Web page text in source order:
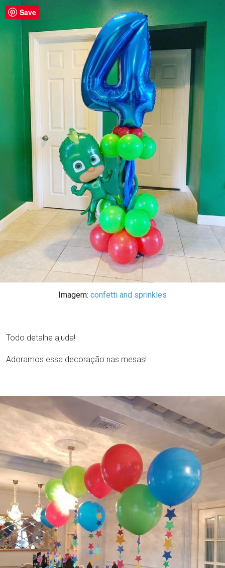
Imagem: confetti and sprinkles
Todo detalhe ajuda!
Adoramos essa decoração nas mesas!
Save